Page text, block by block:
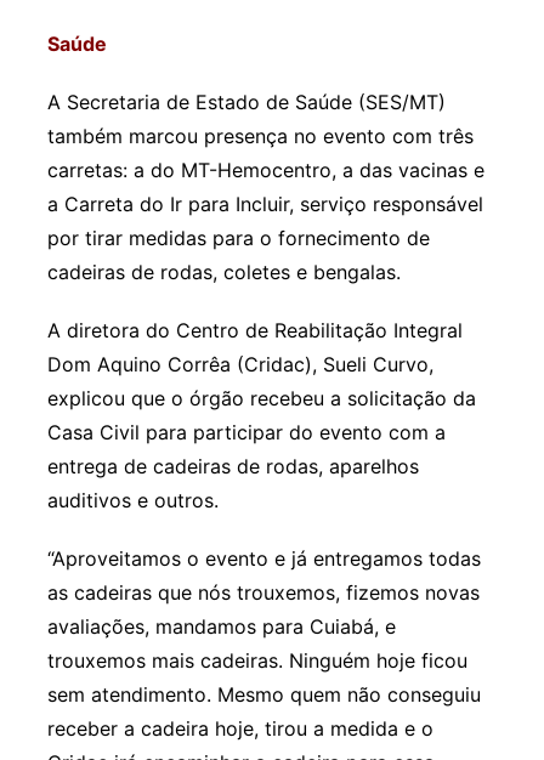
Saúde
A Secretaria de Estado de Saúde (SES/MT)
também marcou presença no evento com três
carretas: a do MT-Hemocentro, a das vacinas e
a Carreta do Ir para Incluir, serviço responsável
por tirar medidas para o fornecimento de
cadeiras de rodas, coletes e bengalas.
A diretora do Centro de Reabilitação Integral
Dom Aquino Corrêa (Cridac), Sueli Curvo,
explicou que o órgão recebeu a solicitação da
Casa Civil para participar do evento com a
entrega de cadeiras de rodas, aparelhos
auditivos e outros.
“Aproveitamos o evento e já entregamos todas
as cadeiras que nós trouxemos, fizemos novas
avaliações, mandamos para Cuiabá, e
trouxemos mais cadeiras. Ninguém hoje ficou
sem atendimento. Mesmo quem não conseguiu
receber a cadeira hoje, tirou a medida e o